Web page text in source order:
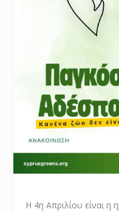
Η 4η Απριλίου είναι η